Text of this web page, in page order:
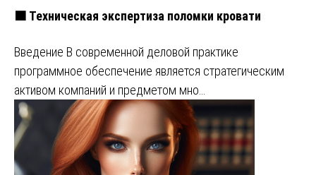
🟧 Техническая экспертиза поломки кровати
Введение В современной деловой практике
программное обеспечение является стратегическим
активом компаний и предметом мно…